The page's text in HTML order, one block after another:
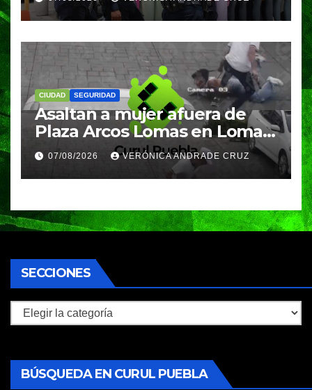
clases
CIUDAD SEGURIDAD
Asaltan a mujer afuera de
Plaza Arcos Lomas en Lomas
de Angelópolis; delincuentes
huyeron en auto
07/08/2026 VERÓNICA ANDRADE CRUZ
SECCIONES
Secciones
BÚSQUEDA EN CURUL PUEBLA